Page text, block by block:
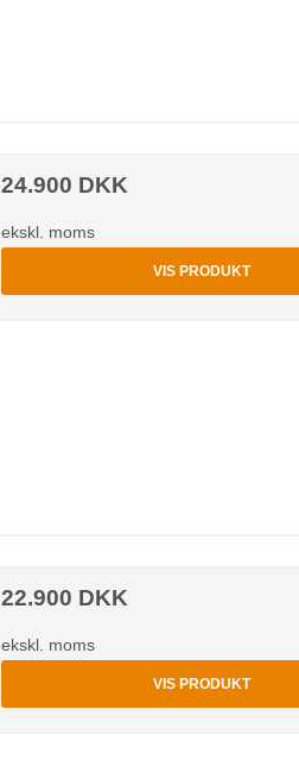
24.900 DKK
ekskl. moms
VIS PRODUKT
22.900 DKK
ekskl. moms
VIS PRODUKT